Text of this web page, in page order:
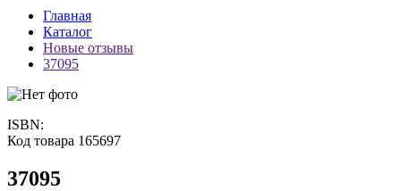
Главная
Каталог
Новые отзывы
37095
ISBN:
Код товара 165697
37095